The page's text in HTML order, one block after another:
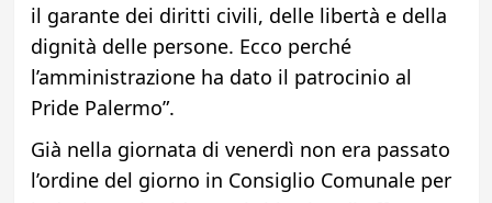
il garante dei diritti civili, delle libertà e della
dignità delle persone. Ecco perché
l’amministrazione ha dato il patrocinio al
Pride Palermo”.
Già nella giornata di venerdì non era passato
l’ordine del giorno in Consiglio Comunale per